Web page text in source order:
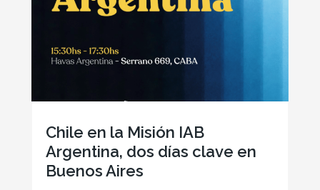
Chile en la Misión IAB
Argentina, dos días clave en
Buenos Aires